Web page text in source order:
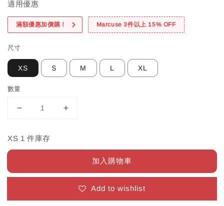
適用優惠
滿額優惠加價購！ Marcuse 3件以上 15% OFF
尺寸
XS S M L XL
數量
XS 1 件庫存
加入購物車
Add to wishlist